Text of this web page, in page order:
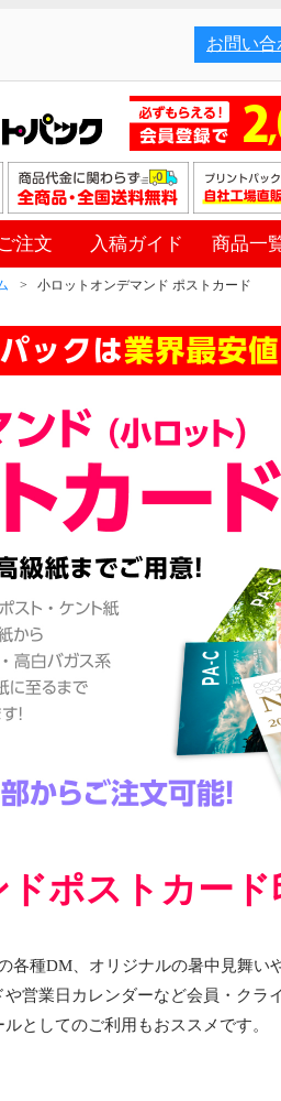
お問い合
注文 入稿ガイド 商品一
小ロットオンデマンド ポストカード
ポストカード
各種DM、オリジナルの暑中見舞い
や営業日カレンダーなど会員・クラ
としてのご利用もおススメです。